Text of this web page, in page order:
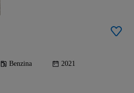
Benzina 2021